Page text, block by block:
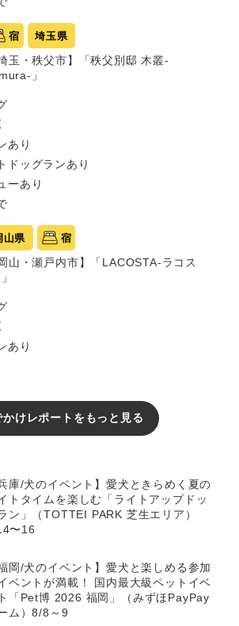
宿 埼玉県
埼玉・秩父市】「秩父別邸 木叢-
」
あり
ドッグランあり
ーあり
山県 宿
岡山・瀬戸内市】「LACOSTA-ラコス
あり
かけレポートをもっと見る
兵庫/犬のイベント】愛犬ときらめく夏の
トタイムを楽しむ「ライトアップドッ
ン」（TOTTEI PARK 芝生エリア）
〜16
福岡/犬のイベント】愛犬と楽しめる参加
ベントが満載！ 国内最大級ペットイベ
「Pet博 2026 福岡」（みずほPayPay
ム）8/8～9